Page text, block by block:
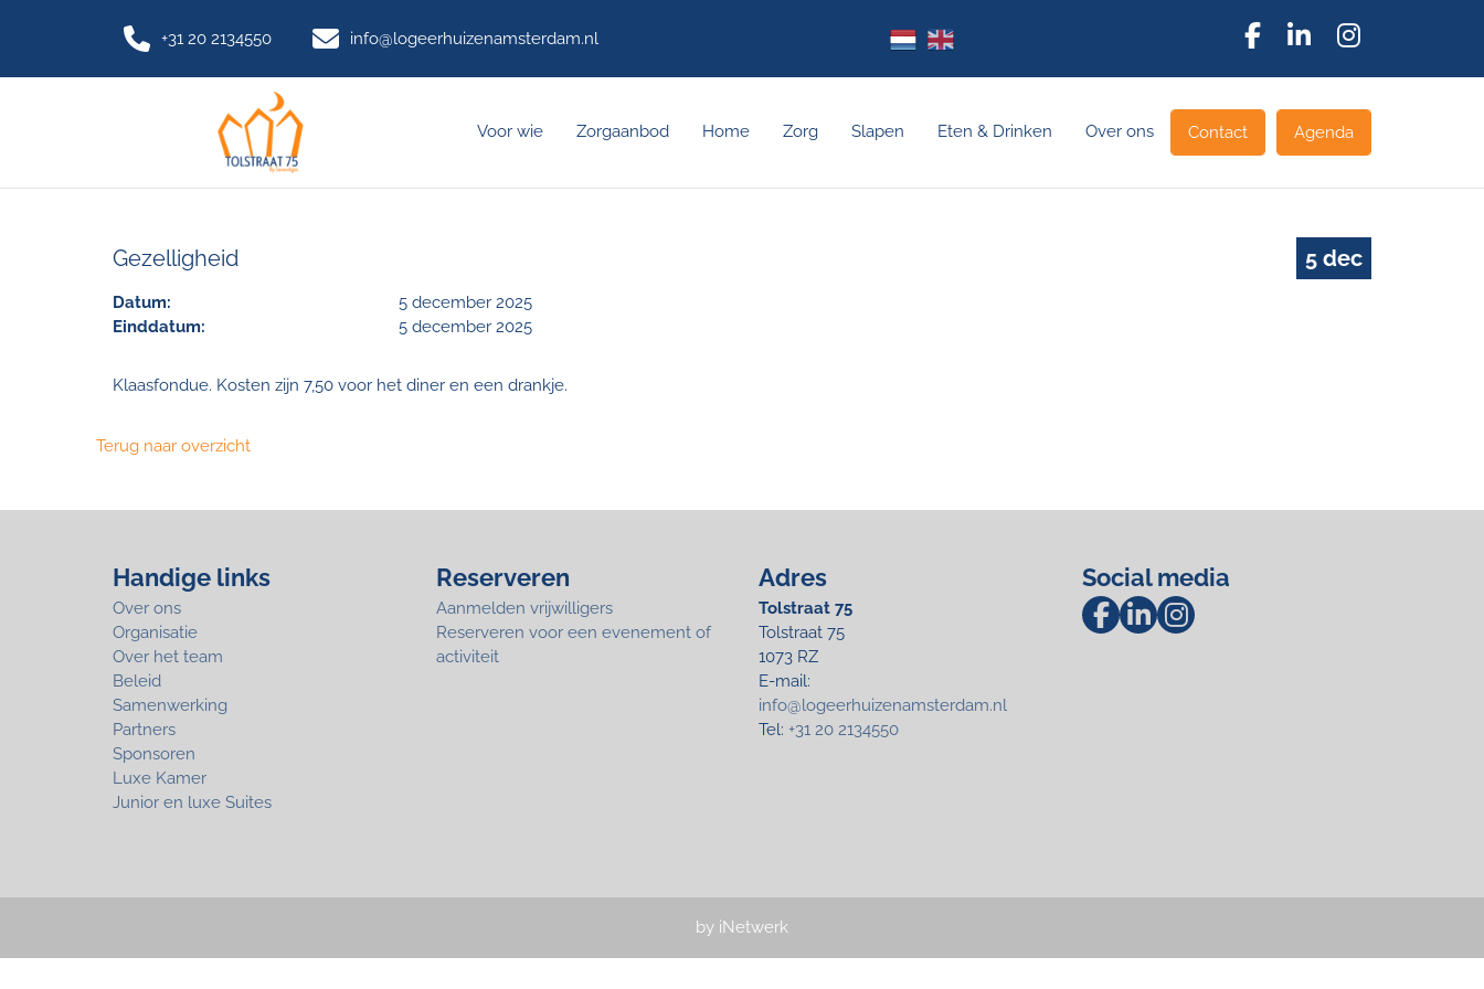
+31 20 2134550 info@logeerhuizenamsterdam.nl
Voor wie Zorgaanbod Home Zorg Slapen Eten & Drinken Over ons Contact Agenda
Gezelligheid 5 dec
Datum:
5 december 2025
Einddatum:
5 december 2025
Klaasfondue. Kosten zijn 7,50 voor het diner en een drankje.
Terug naar overzicht
Handige links
Over ons
Organisatie
Over het team
Beleid
Samenwerking
Partners
Sponsoren
Luxe Kamer
Junior en luxe Suites
Reserveren
Aanmelden vrijwilligers
Reserveren voor een evenement of
activiteit
Adres
Tolstraat 75
Tolstraat 75
1073 RZ
E-mail:
info@logeerhuizenamsterdam.nl
Tel: +31 20 2134550
Social media
by iNetwerk